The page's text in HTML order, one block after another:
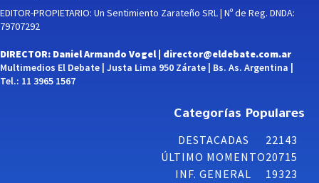
EDITOR-PROPIETARIO: Un Sentimiento Zarateño SRL | Nº de Reg. DNDA:
79707292
DIRECTOR: Daniel Armando Vogel | director@eldebate.com.ar
Multimedios El Debate | Justa Lima 950 Zárate | Bs. As. Argentina |
Tel.: 11 3965 1567
Categorías Populares
DESTACADAS
22143
ÚLTIMO MOMENTO20715
INF. GENERAL
19323